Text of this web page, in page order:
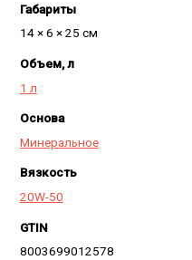
Габариты
14 × 6 × 25 см
Объем, л
1 л
Основа
Минеральное
Вязкость
20W-50
GTIN
8003699012578